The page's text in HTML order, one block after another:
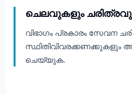
ചെലവുകളും
വിഭാഗം പ്രകാരം സേവന
സ്ഥിതിവിവരക്കണക്കുകളും
ചെയ്യുക.